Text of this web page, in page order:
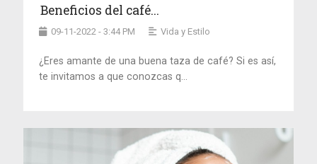
Beneficios del café...
09-11-2022 - 3:44 PM Vida y Estilo
¿Eres amante de una buena taza de café? Si es así,
te invitamos a que conozcas q...